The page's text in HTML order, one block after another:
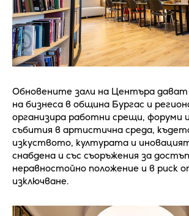
Обновените зали на Центъра
на бизнеса в община Бургас и
организира работни срещи, форуми
събития в артистична среда,
изкуството, културата и
снабдена и със съоръжения за
неравностойно положение и в риск
изключване.